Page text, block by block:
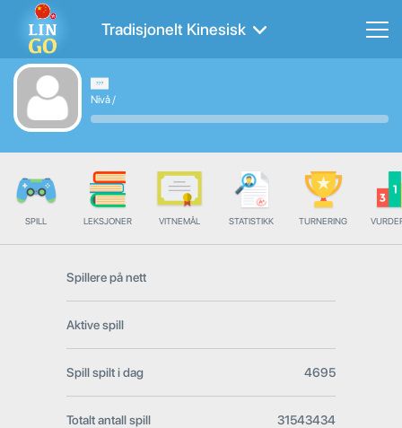
Tradisjonelt Kinesisk
Nivå/
SPILL LEKSJONER VITNEMÅL STATISTIKK TURNERING
Spillere på nett
Aktive spill
Spill spilt i dag 4695
Totalt antall spill 31543434